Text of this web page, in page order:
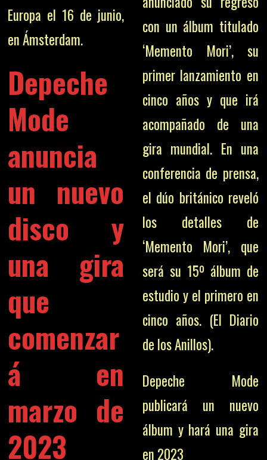
Europa el 16 de junio,
en Ámsterdam.
Depeche
Mode
anuncia
un nuevo
disco y
una gira
que
comenzar
á en
marzo de
2023
con un álbum titulado
‘Memento Mori’, su
primer lanzamiento en
cinco años y que irá
acompañado de una
gira mundial. En una
conferencia de prensa,
el dúo británico reveló
los detalles de
‘Memento Mori’, que
será su 15º álbum de
estudio y el primero en
cinco años. (El Diario
de los Anillos).
Depeche Mode
publicará un nuevo
álbum y hará una gira
en 2023